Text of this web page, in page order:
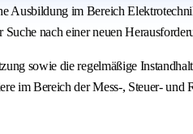
Ausbildung im Bereich
nach einer neuen
sowie die regelmäßige
im Bereich der Mess-, Steuer-